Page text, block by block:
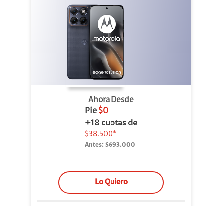
Ahora Desde
Pie $0
+18 cuotas de
$38.500*
Antes: $693.000
Lo Quiero